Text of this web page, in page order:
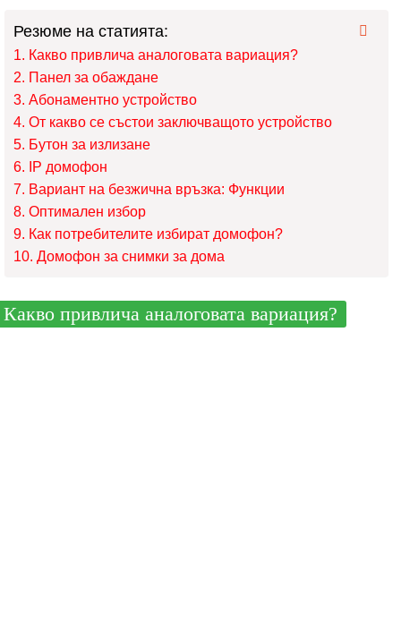
Резюме на статията:
Какво привлича аналоговата вариация?
Панел за обаждане
Абонаментно устройство
От какво се състои заключващото устройство
Бутон за излизане
IP домофон
Вариант на безжична връзка: Функции
Оптимален избор
Как потребителите избират домофон?
Домофон за снимки за дома
Какво привлича аналоговата вариация?